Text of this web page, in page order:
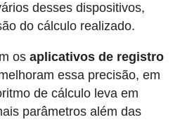
desses dispositivos,
do cálculo realizado.
os aplicativos de registro
essa precisão, em
de cálculo leva em
parâmetros além das